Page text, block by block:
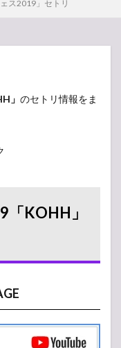
ス2019」セトリ
」 のセトリ情報をま
KOHH」